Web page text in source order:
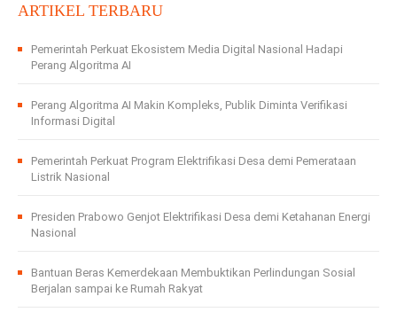
ARTIKEL TERBARU
Pemerintah Perkuat Ekosistem Media Digital Nasional Hadapi
Perang Algoritma AI
Perang Algoritma AI Makin Kompleks, Publik Diminta Verifikasi
Informasi Digital
Pemerintah Perkuat Program Elektrifikasi Desa demi Pemerataan
Listrik Nasional
Presiden Prabowo Genjot Elektrifikasi Desa demi Ketahanan Energi
Nasional
Bantuan Beras Kemerdekaan Membuktikan Perlindungan Sosial
Berjalan sampai ke Rumah Rakyat